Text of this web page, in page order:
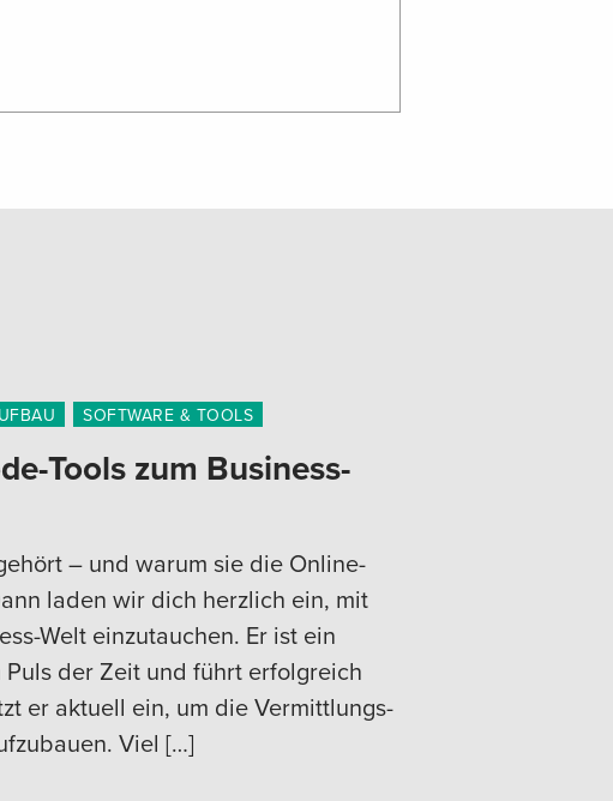
SOFTWARE & TOOLS
Tools zum Business-
– und warum sie die Online-
laden wir dich herzlich ein, mit
Welt einzutauchen. Er ist ein
der Zeit und führt erfolgreich
er aktuell ein, um die Vermittlungs-
Viel […]